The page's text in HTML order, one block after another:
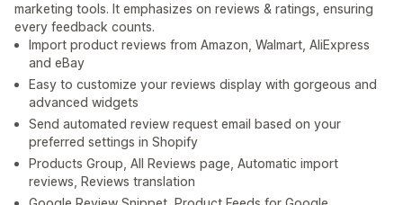
marketing tools. It emphasizes on reviews & ratings, ensuring
every feedback counts.
Import product reviews from Amazon, Walmart, AliExpress
and eBay
Easy to customize your reviews display with gorgeous and
advanced widgets
Send automated review request email based on your
preferred settings in Shopify
Products Group, All Reviews page, Automatic import
reviews, Reviews translation